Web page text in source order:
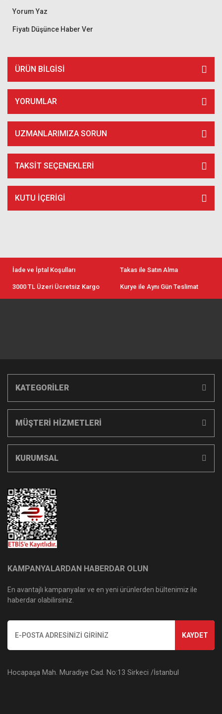
Yorum Yaz
Fiyatı Düşünce Haber Ver
ÜRÜN BILGISI
YORUMLAR
UZMANLARIMIZA SORUN
TAKSIT SEÇENEKLERI
KUTU İÇERİGİ
İade ve İptal Koşulları Takas ile Satın Alma
3000 TL Üzeri Ücretsiz Kargo Kurye ile Aynı Gün Teslimat
KATEGORİLER
MÜŞTERİ HİZMETLERİ
KURUMSAL
KAMPANYALARDAN HABERDAR OLUN
En avantajlı kampanyalar ve en yeni ürünlerden bültenimiz ile
haberdar olabilirsiniz.
KAYDET
Hocapaşa Mah. Muradiye Cad. No:13 Sirkeci /İstanbul